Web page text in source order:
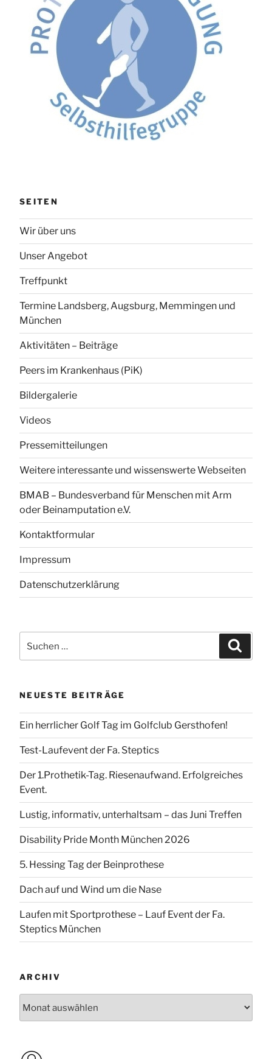
SEITEN
Wir über uns
Unser Angebot
Treffpunkt
Termine Landsberg, Augsburg, Memmingen und
München
Aktivitäten – Beiträge
Peers im Krankenhaus (PiK)
Bildergalerie
Videos
Pressemitteilungen
Weitere interessante und wissenswerte Webseiten
BMAB – Bundesverband für Menschen mit Arm
oder Beinamputation e.V.
Kontaktformular
Impressum
Datenschutzerklärung
nach:
NEUESTE BEITRÄGE
Ein herrlicher Golf Tag im Golfclub Gersthofen!
Test-Laufevent der Fa. Steptics
Der 1.Prothetik-Tag. Riesenaufwand. Erfolgreiches
Event.
Lustig, informativ, unterhaltsam – das Juni Treffen
Disability Pride Month München 2026
5. Hessing Tag der Beinprothese
Dach auf und Wind um die Nase
Laufen mit Sportprothese – Lauf Event der Fa.
Steptics München
ARCHIV